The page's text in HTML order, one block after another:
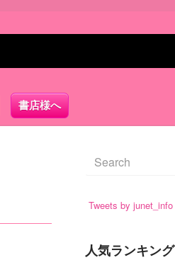
書店様へ
Tweets by junet_info
人気ランキング